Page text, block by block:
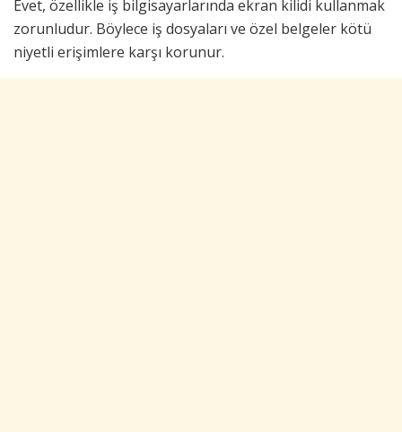
Evet, özellikle iş bilgisayarlarında ekran kilidi kullanmak
zorunludur. Böylece iş dosyaları ve özel belgeler kötü
niyetli erişimlere karşı korunur.